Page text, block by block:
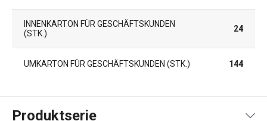
INNENKARTON FÜR GESCHÄFTSKUNDEN
(STK.)
24
UMKARTON FÜR GESCHÄFTSKUNDEN (STK.) 144
Produktserie